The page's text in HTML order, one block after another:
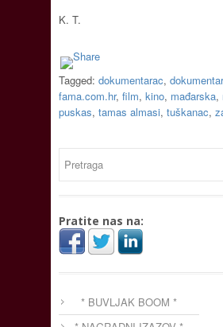
K. T.
Tagged: dokumentarac,
fama.com.hr, film, kino, mađarska,
puskas, tamas almasi, tuškanac,
Pratite nas na:
* BUVLJAK BOOM *